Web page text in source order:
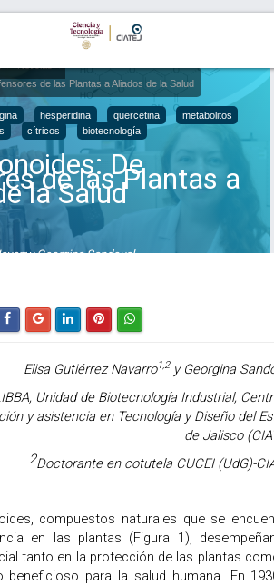
de las Plantas a Aliados de la Salud
hesperidina quercetina
metabolitos
cítricos biotecnología
De
de las Plantas a
la Salud
y Georgina Sandoval
Elisa Gutiérrez Navarro1,2y Georgina
Unidad de Biotecnología Industrial,
y asistencia en Tecnología y Diseño del
de Jalisco
2Doctorante en cotutela CUCEI (UdG)-
compuestos naturales que se
en las plantas (Figura 1),
tanto en la protección de las plantas
beneficioso para la salud humana. En